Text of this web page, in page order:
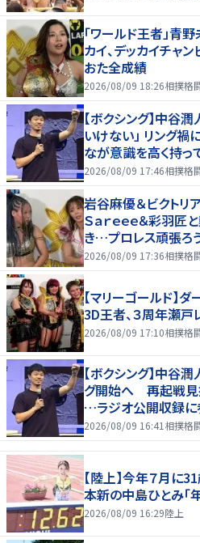
「ワールド王者」青
カイ、デッカイチャ
おた全成績
2026/08/09 18:26相撲格
【ボクシング】中谷
いけない」 リング禍
なが意識を高く持っ
2026/08/09 17:46相撲格
岩谷麻優＆ビクトリ
Ｓａｒｅｅｅ＆彩羽
き…プロレス頑張ろ
2026/08/09 17:36相撲格
【マリーゴールド】
3D王者、３周年瀬
2026/08/09 17:10相撲格
【ボクシング】中谷
グ開始へ 再起戦見
…ラジオ公開収録に
2026/08/09 16:41 相撲格
【陸上】今年７月に
本新の中島ひとみ「
2026/08/09 16:29陸上